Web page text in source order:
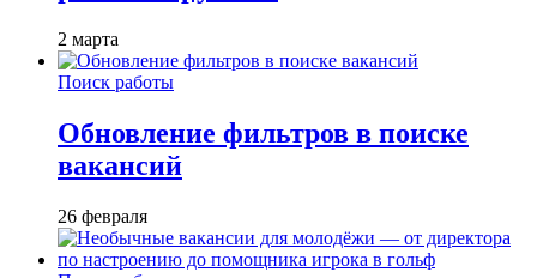
2 марта
Поиск работы
Обновление фильтров в поиске
вакансий
26 февраля